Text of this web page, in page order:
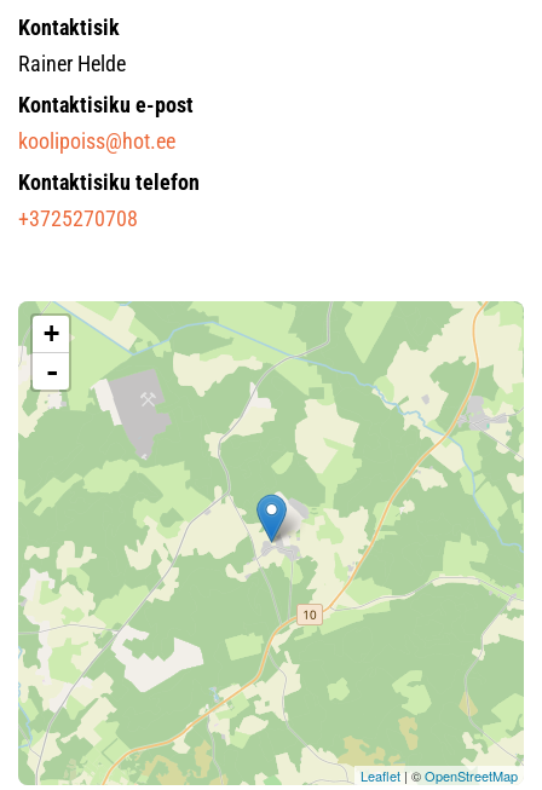
Kontaktisik
Rainer Helde
Kontaktisiku e-post
koolipoiss@hot.ee
Kontaktisiku telefon
+3725270708
+
-
Leaflet | ©OpenStreetMap